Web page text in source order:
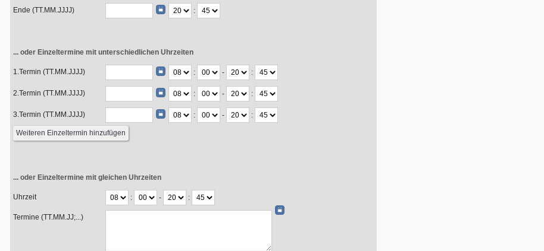
Ende (TT.MM.JJJJ) :
... oder Einzeltermine mit unterschiedlichen Uhrzeiten
1.Termin (TT.MM.JJJJ) : - :
2.Termin (TT.MM.JJJJ) : - :
3.Termin (TT.MM.JJJJ) : - :
... oder Einzeltermine mit gleichen Uhrzeiten
Uhrzeit : - :
Termine (TT.MM.JJ;...)